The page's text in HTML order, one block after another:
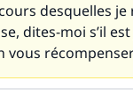
desquelles je
dites-moi s’il
vous